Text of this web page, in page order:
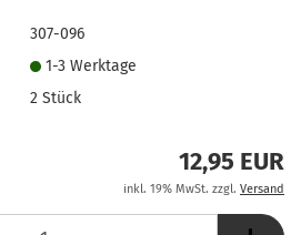
307-096
1-3 Werktage
2Stück
12,95 EUR
inkl. 19% MwSt. zzgl. Versand